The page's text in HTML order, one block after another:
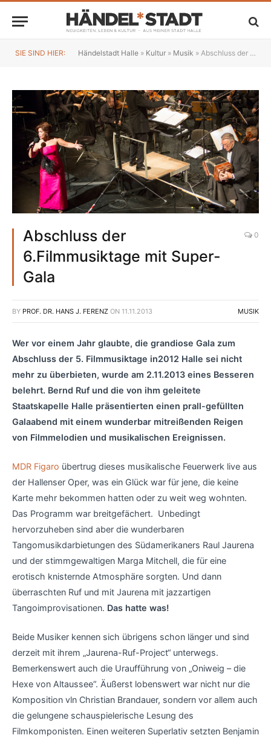
SIE SIND HIER: Händelstadt Halle » Kultur » Musik » Abschluss der 6.Filmmusiktage mit Super-Gala
Abschluss der
6.Filmmusiktage mit Super-
Gala
0
BY PROF. DR. HANS J. FERENZ ON 11.11.2013 MUSIK
Wer vor einem Jahr glaubte, die grandiose Gala zum
Abschluss der 5. Filmmusiktage in2012 Halle sei nicht
mehr zu überbieten, wurde am 2.11.2013 eines Besseren
belehrt. Bernd Ruf und die von ihm geleitete
Staatskapelle Halle präsentierten einen prall-gefüllten
Galaabend mit einem wunderbar mitreißenden Reigen
von Filmmelodien und musikalischen Ereignissen.
MDR Figaro übertrug dieses musikalische Feuerwerk live aus
der Hallenser Oper, was ein Glück war für jene, die keine
Karte mehr bekommen hatten oder zu weit weg wohnten.
Das Programm war breitgefächert. Unbedingt
hervorzuheben sind aber die wunderbaren
Tangomusikdarbietungen des Südamerikaners Raul Jaurena
und der stimmgewaltigen Marga Mitchell, die für eine
erotisch knisternde Atmosphäre sorgten. Und dann
überraschten Ruf und mit Jaurena mit jazzartigen
Tangoimprovisationen. Das hatte was!
Beide Musiker kennen sich übrigens schon länger und sind
derzeit mit ihrem „Jaurena-Ruf-Project“ unterwegs.
Bemerkenswert auch die Uraufführung von „Oniweig – die
Hexe von Altaussee“. Äußerst lobenswert war nicht nur die
Komposition vln Christian Brandauer, sondern vor allem auch
die gelungene schauspielerische Lesung des
Filmkomponisten. Einen weiteren Superlativ setzten Benjamin